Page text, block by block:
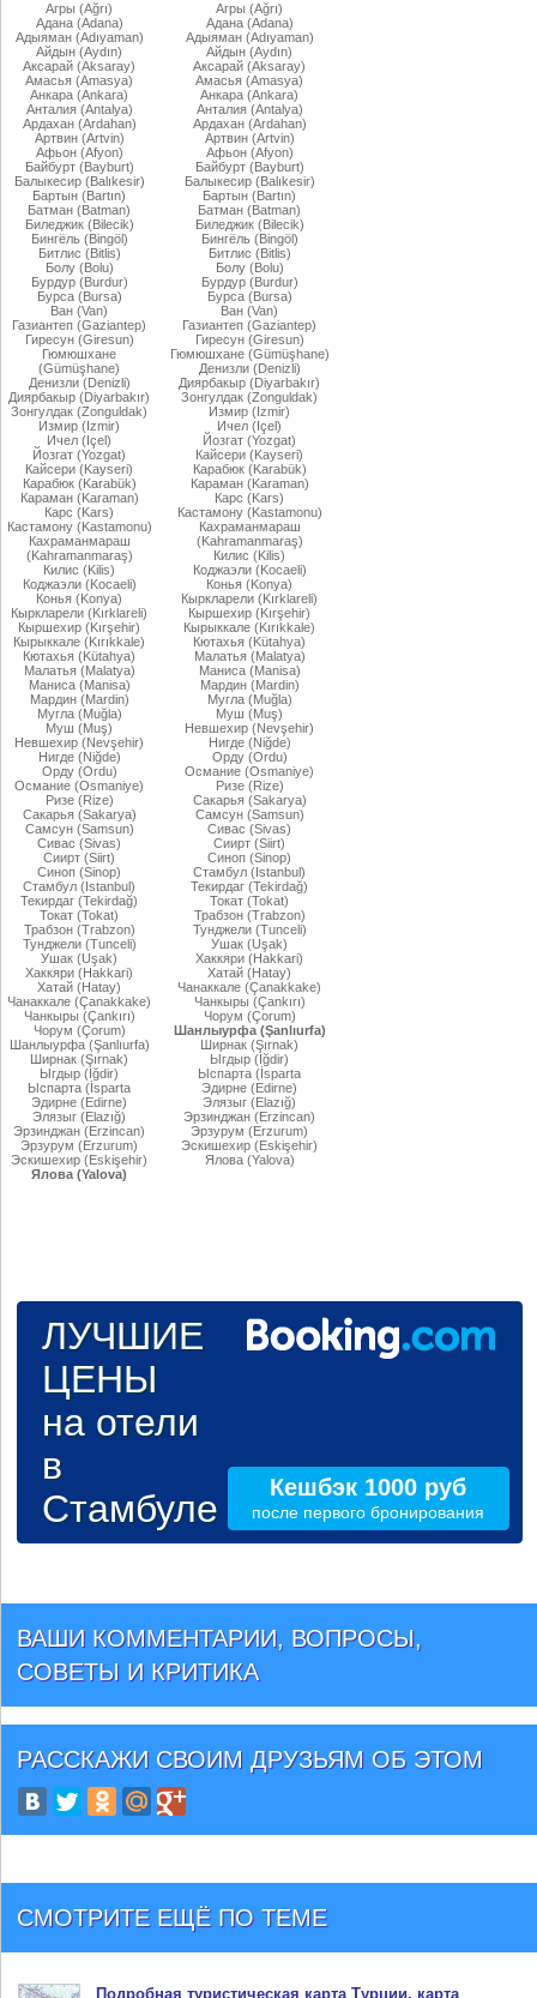
Агры (Ağrı)
Адана (Adana)
Адыяман (Adıyaman)
Айдын (Aydın)
Аксарай (Aksaray)
Амасья (Amasya)
Анкара (Ankara)
Анталия (Antalya)
Ардахан (Ardahan)
Артвин (Artvin)
Афьон (Afyon)
Байбурт (Bayburt)
Балыкесир (Balıkesir)
Бартын (Bartın)
Батман (Batman)
Биледжик (Bilecik)
Бингёль (Bingöl)
Битлис (Bitlis)
Болу (Bolu)
Бурдур (Burdur)
Бурса (Bursa)
Ван (Van)
Газиантеп (Gaziantep)
Гиресун (Giresun)
Гюмюшхане
(Gümüşhane)
Денизли (Denizli)
Диярбакыр (Diyarbakır)
Зонгулдак (Zonguldak)
Измир (Izmir)
Ичел (Içel)
Йозгат (Yozgat)
Кайсери (Kayseri)
Карабюк (Karabük)
Караман (Karaman)
Карс (Kars)
Кастамону (Kastamonu)
Кахраманмараш
(Kahramanmaraş)
Килис (Kilis)
Коджаэли (Kocaeli)
Конья (Konya)
Кыркларели (Kırklareli)
Кыршехир (Kırşehir)
Кырыккале (Kırıkkale)
Кютахья (Kütahya)
Малатья (Malatya)
Маниса (Manisa)
Мардин (Mardin)
Мугла (Muğla)
Муш (Muş)
Невшехир (Nevşehir)
Нигде (Niğde)
Орду (Ordu)
Османие (Osmaniye)
Ризе (Rize)
Сакарья (Sakarya)
Самсун (Samsun)
Сивас (Sivas)
Сиирт (Siirt)
Синоп (Sinop)
Стамбул (Istanbul)
Текирдаг (Tekirdağ)
Токат (Tokat)
Трабзон (Trabzon)
Тунджели (Tunceli)
Ушак (Uşak)
Хаккяри (Hakkari)
Хатай (Hatay)
Чанаккале (Çanakkake)
Чанкыры (Çankırı)
Чорум (Çorum)
Шанлыурфа (Şanlıurfa)
Ширнак (Şırnak)
Ыгдыр (Iğdir)
Ыспарта (İsparta
Эдирне (Edirne)
Элязыг (Elazığ)
Эрзинджан (Erzincan)
Эрзурум (Erzurum)
Эскишехир (Eskişehir)
Ялова (Yalova)
Агры (Ağrı)
Адана (Adana)
Адыяман (Adıyaman)
Айдын (Aydın)
Аксарай (Aksaray)
Амасья (Amasya)
Анкара (Ankara)
Анталия (Antalya)
Ардахан (Ardahan)
Артвин (Artvin)
Афьон (Afyon)
Байбурт (Bayburt)
Балыкесир (Balıkesir)
Бартын (Bartın)
Батман (Batman)
Биледжик (Bilecik)
Бингёль (Bingöl)
Битлис (Bitlis)
Болу (Bolu)
Бурдур (Burdur)
Бурса (Bursa)
Ван (Van)
Газиантеп (Gaziantep)
Гиресун (Giresun)
Гюмюшхане (Gümüşhane)
Денизли (Denizli)
Диярбакыр (Diyarbakır)
Зонгулдак (Zonguldak)
Измир (Izmir)
Ичел (Içel)
Йозгат (Yozgat)
Кайсери (Kayseri)
Карабюк (Karabük)
Караман (Karaman)
Карс (Kars)
Кастамону (Kastamonu)
Кахраманмараш
(Kahramanmaraş)
Килис (Kilis)
Коджаэли (Kocaeli)
Конья (Konya)
Кыркларели (Kırklareli)
Кыршехир (Kırşehir)
Кырыккале (Kırıkkale)
Кютахья (Kütahya)
Малатья (Malatya)
Маниса (Manisa)
Мардин (Mardin)
Мугла (Muğla)
Муш (Muş)
Невшехир (Nevşehir)
Нигде (Niğde)
Орду (Ordu)
Османие (Osmaniye)
Ризе (Rize)
Сакарья (Sakarya)
Самсун (Samsun)
Сивас (Sivas)
Сиирт (Siirt)
Синоп (Sinop)
Стамбул (Istanbul)
Текирдаг (Tekirdağ)
Токат (Tokat)
Трабзон (Trabzon)
Тунджели (Tunceli)
Ушак (Uşak)
Хаккяри (Hakkari)
Хатай (Hatay)
Чанаккале (Çanakkake)
Чанкыры (Çankırı)
Чорум (Çorum)
Шанлыурфа (Şanlıurfa)
Ширнак (Şırnak)
Ыгдыр (Iğdir)
Ыспарта (İsparta
Эдирне (Edirne)
Элязыг (Elazığ)
Эрзинджан (Erzincan)
Эрзурум (Erzurum)
Эскишехир (Eskişehir)
Ялова (Yalova)
ЛУЧШИЕ
ЦЕНЫ
на отели
в
Стамбуле
Кешбэк 1000 руб
после первого бронирования
ВАШИ КОММЕНТАРИИ, ВОПРОСЫ,
СОВЕТЫ И КРИТИКА
РАССКАЖИ СВОИМ ДРУЗЬЯМ ОБ ЭТОМ
СМОТРИТЕ ЕЩЁ ПО ТЕМЕ
Подробная туристическая карта Турции, карта